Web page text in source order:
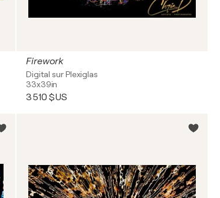
Firework
Digital sur Plexiglas
33x39in
3 510 $US